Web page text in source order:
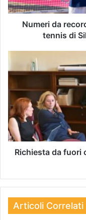
Numeri da
tennis di
Richiesta da fuori
Articoli Correlati